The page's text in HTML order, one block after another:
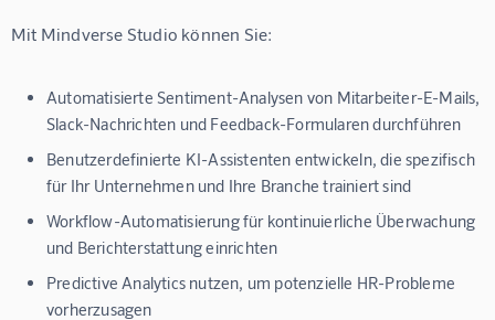
Mit Mindverse Studio können Sie:
Automatisierte Sentiment-Analysen von Mitarbeiter-E-Mails,
Slack-Nachrichten und Feedback-Formularen durchführen
Benutzerdefinierte KI-Assistenten entwickeln, die spezifisch
für Ihr Unternehmen und Ihre Branche trainiert sind
Workflow-Automatisierungfür kontinuierliche Überwachung
und Berichterstattung einrichten
Predictive Analytics nutzen, um potenzielle HR-Probleme
vorherzusagen